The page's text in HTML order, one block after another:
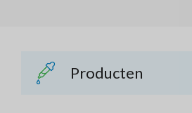
Producten